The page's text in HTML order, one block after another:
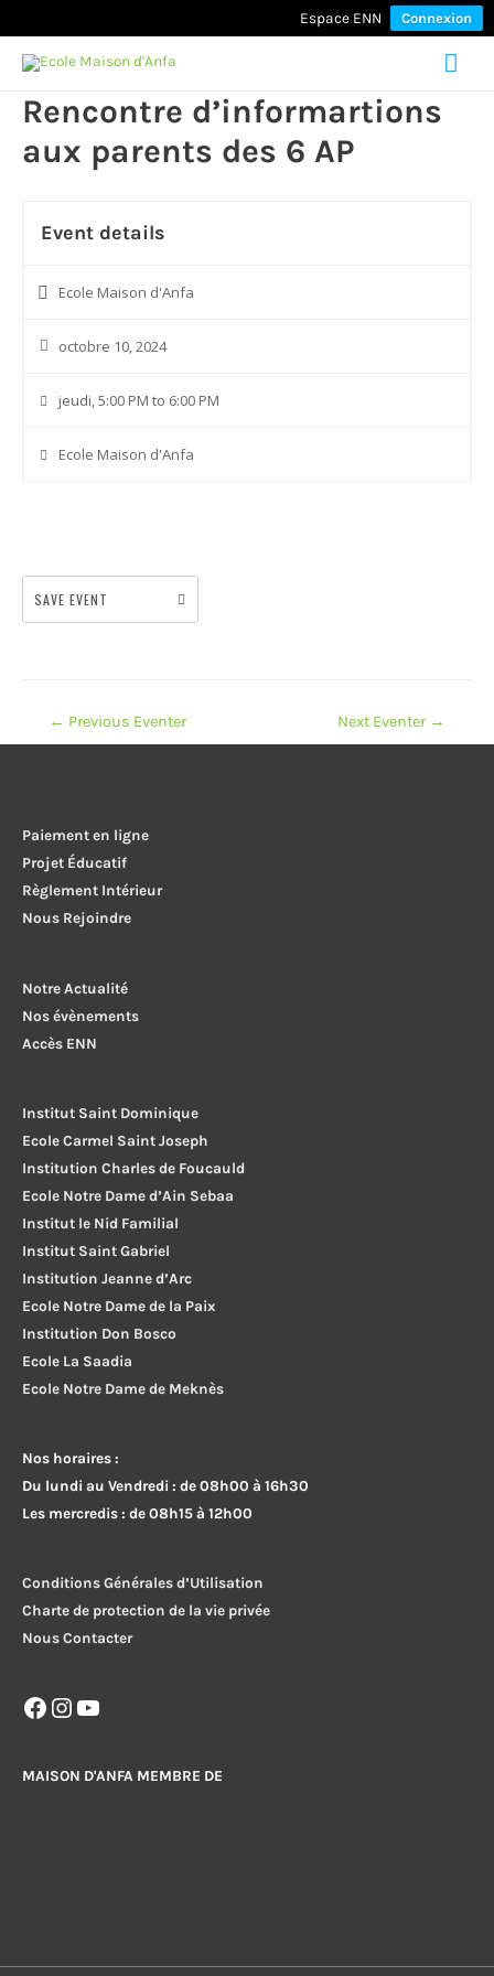
Espace ENN Connexion
Rencontre d’informartions
aux parents des 6 AP
Event details
Ecole Maison d'Anfa
octobre 10, 2024
jeudi, 5:00 PM to 6:00 PM
Ecole Maison d'Anfa
SAVE EVENT
Navigation
de
← Previous Eventer Next Eventer →
Paiement en ligne
Projet Éducatif
Règlement Intérieur
Nous Rejoindre
Notre Actualité
Nos évènements
Accès ENN
Institut Saint Dominique
Ecole Carmel Saint Joseph
Institution Charles de Foucauld
Ecole Notre Dame d’Ain Sebaa
Institut le Nid Familial
Institut Saint Gabriel
Institution Jeanne d’Arc
Ecole Notre Dame de la Paix
Institution Don Bosco
Ecole La Saadia
Ecole Notre Dame de Meknès
Nos horaires :
Du lundi au Vendredi : de 08h00 à 16h30
Les mercredis : de 08h15 à 12h00
Conditions Générales d’Utilisation
Charte de protection de la vie privée
Nous Contacter
Facebook
Instagram
YouTube
MAISON D'ANFA MEMBRE DE